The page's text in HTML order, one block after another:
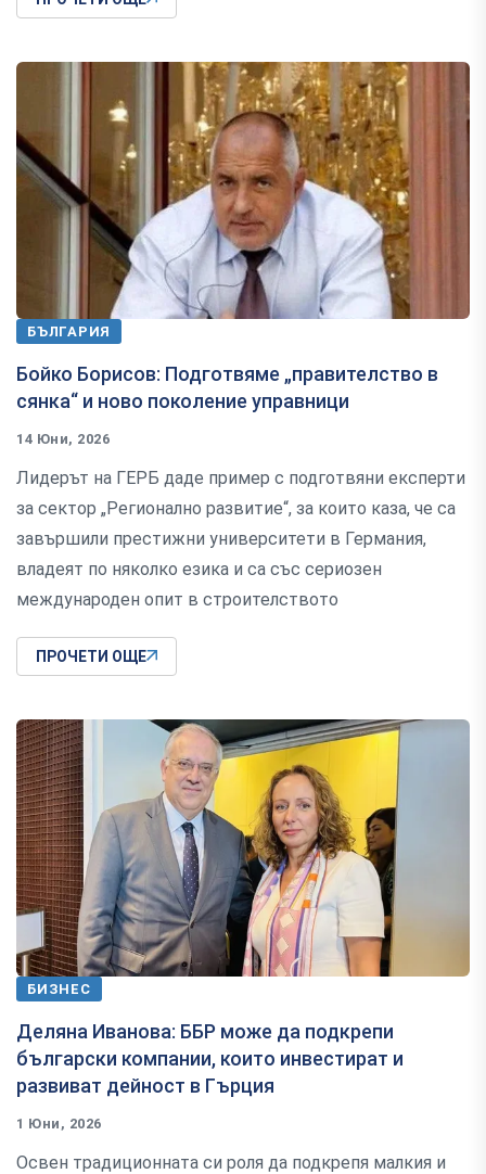
БЪЛГАРИЯ
Бойко Борисов: Подготвяме „правителство в
сянка“ и ново поколение управници
14 Юни, 2026
Лидерът на ГЕРБ даде пример с подготвяни експерти
за сектор „Регионално развитие“, за които каза, че са
завършили престижни университети в Германия,
владеят по няколко езика и са със сериозен
международен опит в строителството
ПРОЧЕТИ ОЩЕ
БИЗНЕС
Деляна Иванова: ББР може да подкрепи
български компании, които инвестират и
развиват дейност в Гърция
1 Юни, 2026
Освен традиционната си роля да подкрепя малкия и